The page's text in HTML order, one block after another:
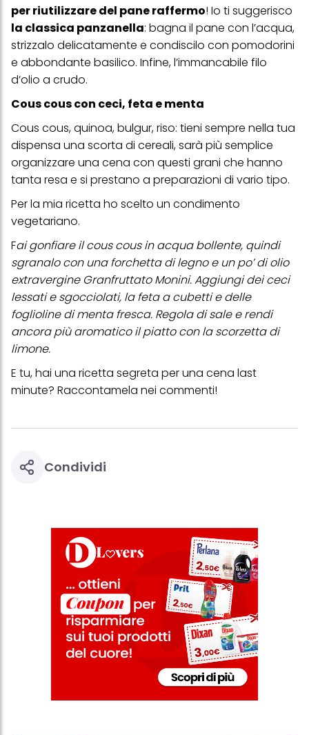
per riutilizzare del pane raffermo! Io ti suggerisco
la classica panzanella: bagna il pane con l’acqua,
strizzalo delicatamente e condiscilo con pomodorini
e abbondante basilico. Infine, l’immancabile filo
d’olio a crudo.
Cous cous con ceci, feta e menta
Cous cous, quinoa, bulgur, riso: tieni sempre nella tua
dispensa una scorta di cereali, sarà più semplice
organizzare una cena con questi grani che hanno
tanta resa e si prestano a preparazioni di vario tipo.
Per la mia ricetta ho scelto un condimento
vegetariano.
Fai gonfiare il cous cous in acqua bollente, quindi
sgranalo con una forchetta di legno e un po’ di olio
extravergine Granfruttato Monini. Aggiungi dei ceci
lessati e sgocciolati, la feta a cubetti e delle
foglioline di menta fresca. Regola di sale e rendi
ancora più aromatico il piatto con la scorzetta di
limone.
E tu, hai una ricetta segreta per una cena last
minute? Raccontamela nei commenti!
Condividi
sezione "Impostazioni cookie" collegata nel piè di pagina. Per
ulteriori informazioni sui cookie utilizzati su questo sito Web, in
particolare sul loro periodo di conservazione, consultare le
informazioni dettagliate su ciascun cookie disponibili facendo
Se fai clic su "Modifica" potrai trovare maggiori informazioni sul
più degli scopi sopra menzionati. Cliccando su "Accetta tutto",
personali per tutte le finalità sopra indicate. Se fai clic su "Rifiuta",
verranno utilizzati solo i cookie tecnicamente necessari per fornirti
questo sito web.